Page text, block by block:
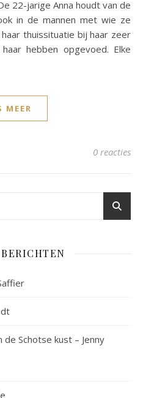
22-jarige Anna houdt van de
in de mannen met wie ze
thuissituatie bij haar zeer
hebben opgevoed. Elke
MEER
0 reacties
de Schotse kust – Jenny